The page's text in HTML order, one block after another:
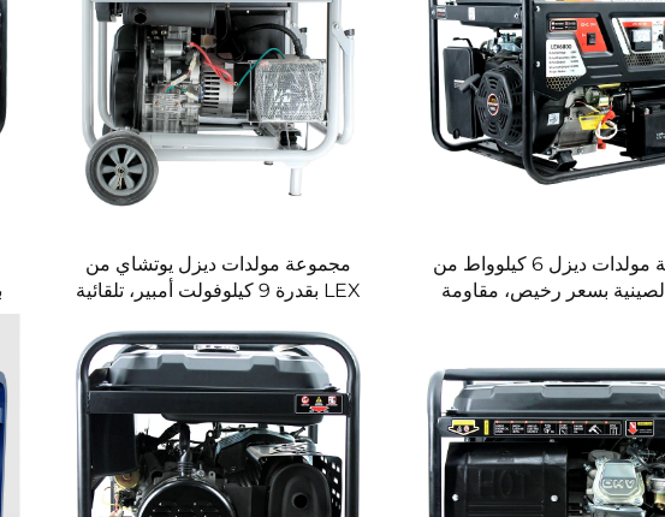
مجموعة مولدات ديزل 6 كيلوواط من
LEX الصينية بسعر رخيص، مقاومة
مجموعة مولدات ديزل يوتشاي من
LEX بقدرة 9 كيلوفولت أمبير، تلقائية
طويلة، كمصدر احتياطي للطاقة